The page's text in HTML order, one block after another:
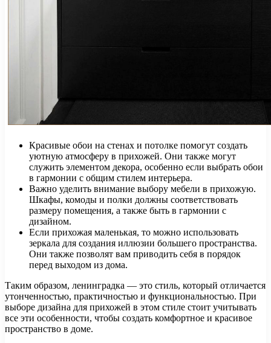
Красивые обои на стенах и потолке помогут создать
уютную атмосферу в прихожей. Они также могут
служить элементом декора, особенно если выбрать обои
в гармонии с общим стилем интерьера.
Важно уделить внимание выбору мебели в прихожую.
Шкафы, комоды и полки должны соответствовать
размеру помещения, а также быть в гармонии с
дизайном.
Если прихожая маленькая, то можно использовать
зеркала для создания иллюзии большего пространства.
Они также позволят вам приводить себя в порядок
перед выходом из дома.
Таким образом, ленинградка — это стиль, который отличается
утонченностью, практичностью и функциональностью. При
выборе дизайна для прихожей в этом стиле стоит учитывать
все эти особенности, чтобы создать комфортное и красивое
пространство в доме.